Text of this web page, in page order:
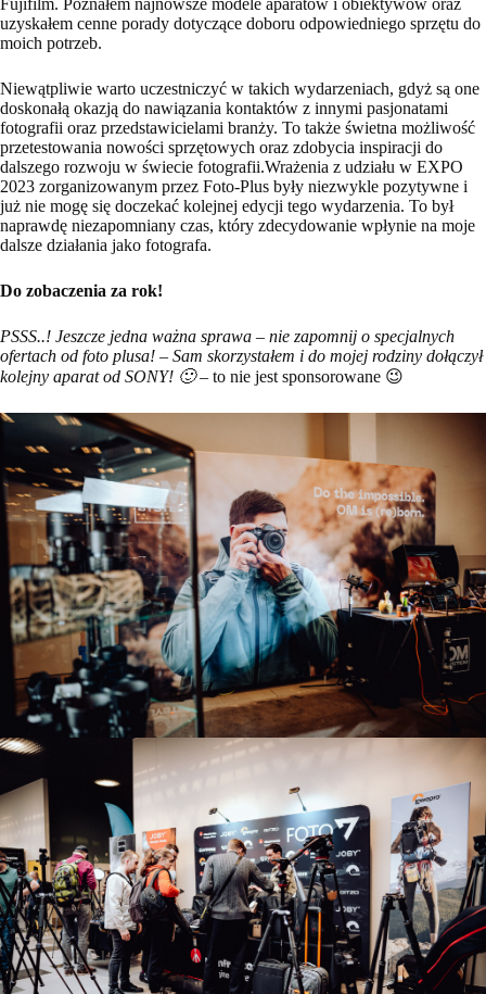
Fujifilm. Poznałem najnowsze modele aparatów i obiektywów oraz
uzyskałem cenne porady dotyczące doboru odpowiedniego sprzętu do
moich potrzeb.
Niewątpliwie warto uczestniczyć w takich wydarzeniach, gdyż są one
doskonałą okazją do nawiązania kontaktów z innymi pasjonatami
fotografii oraz przedstawicielami branży. To także świetna możliwość
przetestowania nowości sprzętowych oraz zdobycia inspiracji do
dalszego rozwoju w świecie fotografii.Wrażenia z udziału w EXPO
2023 zorganizowanym przez Foto-Plus były niezwykle pozytywne i
już nie mogę się doczekać kolejnej edycji tego wydarzenia. To był
naprawdę niezapomniany czas, który zdecydowanie wpłynie na moje
dalsze działania jako fotografa.
Do zobaczenia za rok!
PSSS..! Jeszcze jedna ważna sprawa – nie zapomnij o specjalnych
ofertach od foto plusa! – Sam skorzystałem i do mojej rodziny dołączył
kolejny aparat od SONY! 🙂– to nie jest sponsorowane 😉